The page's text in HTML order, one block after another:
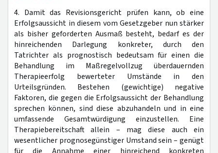
4. Damit das Revisionsgericht prüfen kann, ob eine
Erfolgsaussicht in diesem vom Gesetzgeber nun stärker
als bisher geforderten Ausmaß besteht, bedarf es der
hinreichenden Darlegung konkreter, durch den
Tatrichter als prognostisch bedeutsam für einen die
Behandlung im Maßregelvollzug überdauernden
Therapieerfolg bewerteter Umstände in den
Urteilsgründen. Bestehen (gewichtige) negative
Faktoren, die gegen die Erfolgsaussicht der Behandlung
sprechen können, sind diese abzuhandeln und in eine
umfassende Gesamtwürdigung einzustellen. Eine
Therapiebereitschaft allein – mag diese auch ein
wesentlicher prognosegünstiger Umstand sein – genügt